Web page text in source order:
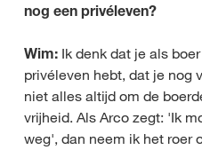
nog een privéleven?
Wim: Ik denk dat je als
privéleven hebt, dat je nog
niet alles altijd om de
vrijheid. Als Arco zegt: 'Ik
weg', dan neem ik het roer